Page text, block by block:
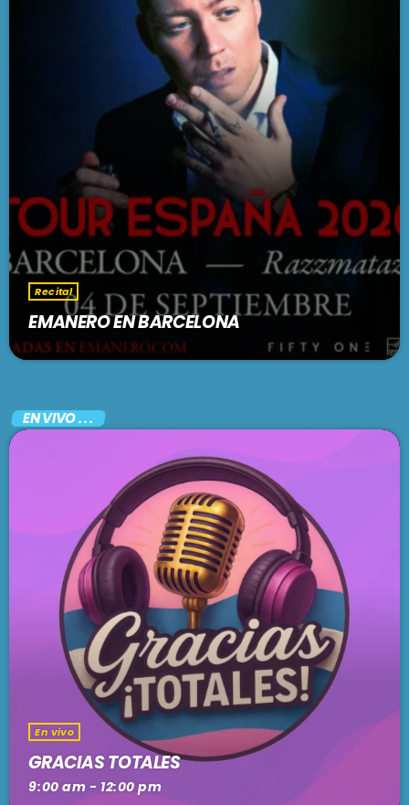
Recital
EMANERO EN BARCELONA
EN VIVO . . .
En vivo
GRACIAS TOTALES
9:00 am - 12:00 pm